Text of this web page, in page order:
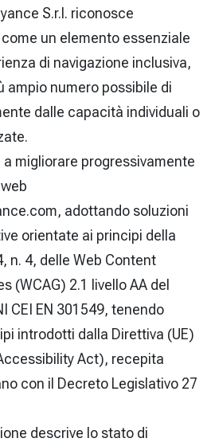
S.r.l. riconosce
un elemento essenziale
di navigazione inclusiva,
ampio numero possibile di
dalle capacità individuali o
migliorare progressivamente
adottando soluzioni
orientate ai principi della
n. 4, delle Web Content
(WCAG) 2.1 livello AA del
CEI EN 301549, tenendo
introdotti dalla Direttiva (UE)
Act), recepita
con il Decreto Legislativo 27
descrive lo stato di